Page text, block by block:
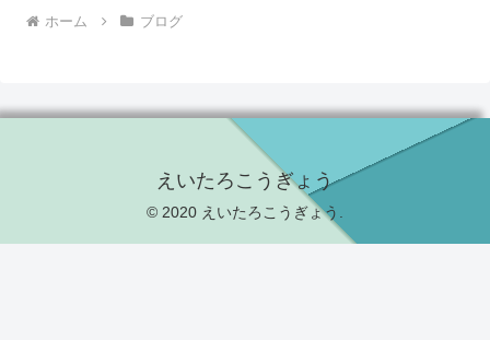
ホーム ブログ
えいたろこうぎょう
© 2020 えいたろこうぎょう.